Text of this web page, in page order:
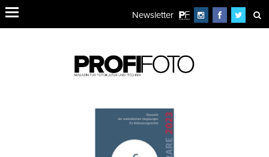
Newsletter